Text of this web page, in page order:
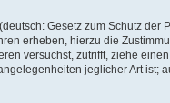
Gesetz zum Schutz
erheben, hierzu die
versuchst, zutrifft, ziehe
jeglicher Art